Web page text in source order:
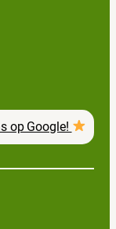
op Google!